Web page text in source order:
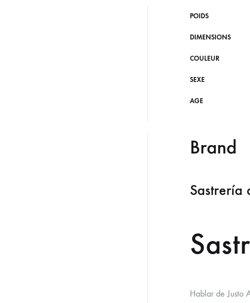
POIDS
DIMENSIONS
COULEUR
SEXE
AGE
Brand
Sastrería
Hablar de Justo